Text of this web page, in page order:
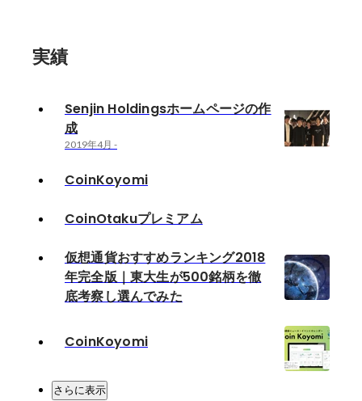
実績
Senjin Holdingsホームページの作
成
2019年4月 -
CoinKoyomi
CoinOtakuプレミアム
仮想通貨おすすめランキング2018
年完全版｜東大生が500銘柄を徹
底考察し選んでみた
CoinKoyomi
さらに表示